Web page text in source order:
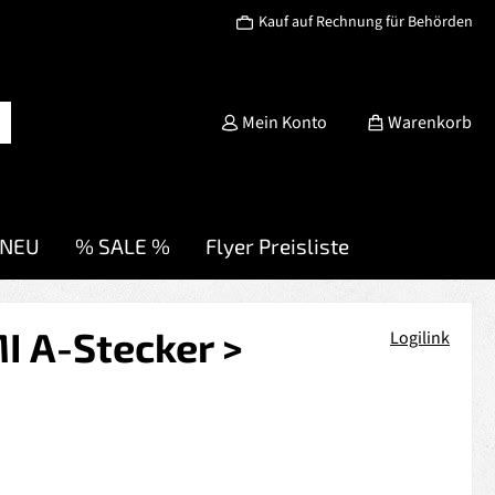
Kauf auf Rechnung für Behörden
Mein Konto Warenkorb
NEU % SALE % Flyer Preisliste
A-Stecker >
Logilink